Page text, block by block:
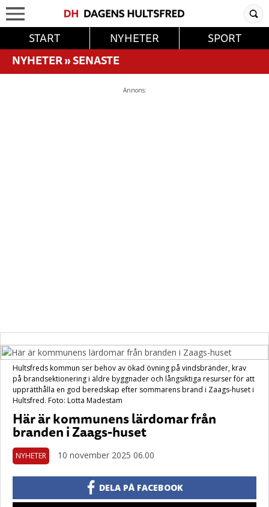
START NYHETER
SPORT
NYHETER»SENASTE
Annons:
Hultsfreds kommun ser behov av ökad övning på vindsbränder, krav
på brandsektionering i äldre byggnader och långsiktiga resurser för att
upprätthålla en god beredskap efter sommarens brand i Zaags-huset i
Hultsfred. Foto: Lotta Madestam
Här är kommunens lärdomar från
branden i Zaags-huset
NYHETER 10 november 2025 06.00
DELA PÅ FACEBOOK